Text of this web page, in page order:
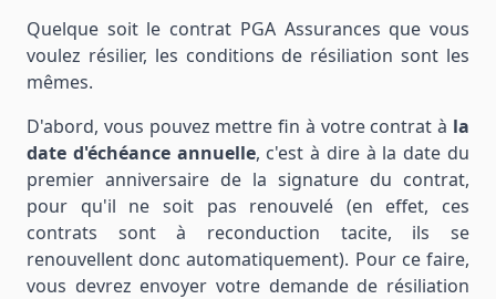
Quelque soit le contrat PGA Assurances que vous
voulez résilier, les conditions de résiliation sont les
mêmes.
D'abord, vous pouvez mettre fin à votre contrat à la
date d'échéance annuelle, c'est à dire à la date du
premier anniversaire de la signature du contrat,
pour qu'il ne soit pas renouvelé (en effet, ces
contrats sont à reconduction tacite, ils se
renouvellent donc automatiquement). Pour ce faire,
vous devrez envoyer votre demande de résiliation